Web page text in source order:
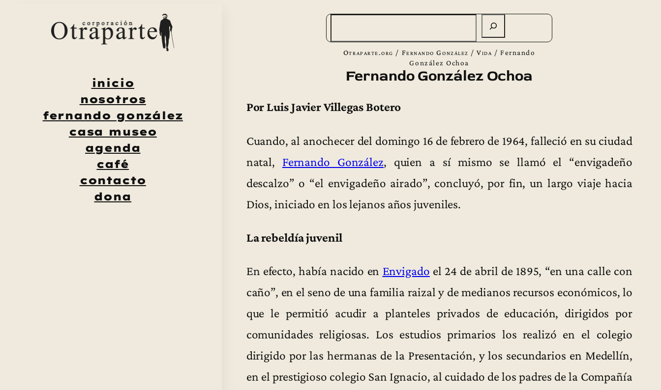
inicio
nosotros
fernando gonzález
casa museo
agenda
café
contacto
dona
Otraparte.org / Fernando González /Vida /Fernando
González Ochoa
Fernando González Ochoa
Por Luis Javier Villegas Botero
Cuando, al anochecer del domingo 16 de febrero de 1964, falleció en su ciudad
natal, Fernando González, quien a sí mismo se llamó el “envigadeño
descalzo” o “el envigadeño airado”, concluyó, por fin, un largo viaje hacia
Dios, iniciado en los lejanos años juveniles.
La rebeldía juvenil
En efecto, había nacido en Envigado el 24 de abril de 1895, “en una calle con
caño”, en el seno de una familia raizal y de medianos recursos económicos, lo
que le permitió acudir a planteles privados de educación, dirigidos por
comunidades religiosas. Los estudios primarios los realizó en el colegio
dirigido por las hermanas de la Presentación, y los secundarios en Medellín,
en el prestigioso colegio San Ignacio, al cuidado de los padres de la Compañía